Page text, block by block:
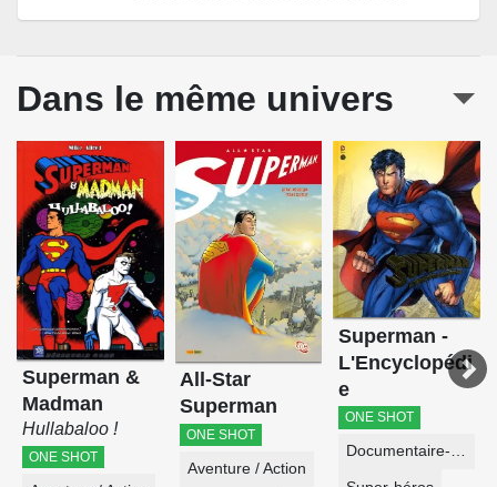
Dans le même univers
Superman &
Madman
Hullabaloo !
ONE SHOT
All-Star
Superman
ONE SHOT
Aventure / Action
Superman -
L'Encyclopédi
e
ONE SHOT
Documentaire-Encyclopédie